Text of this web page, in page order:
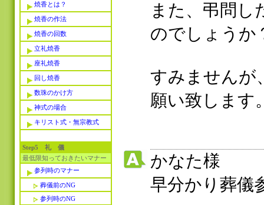
焼香とは？
焼香の作法
焼香の回数
立礼焼香
座礼焼香
回し焼香
数珠のかけ方
神式の場合
キリスト式・無宗教式
Step5 礼 儀
最低限知っておきたいマナー
参列時のマナー
葬儀前のNG
参列時のNG
また、弔問し
のでしょうか
すみませんが
願い致します
かなた様
早分かり葬儀